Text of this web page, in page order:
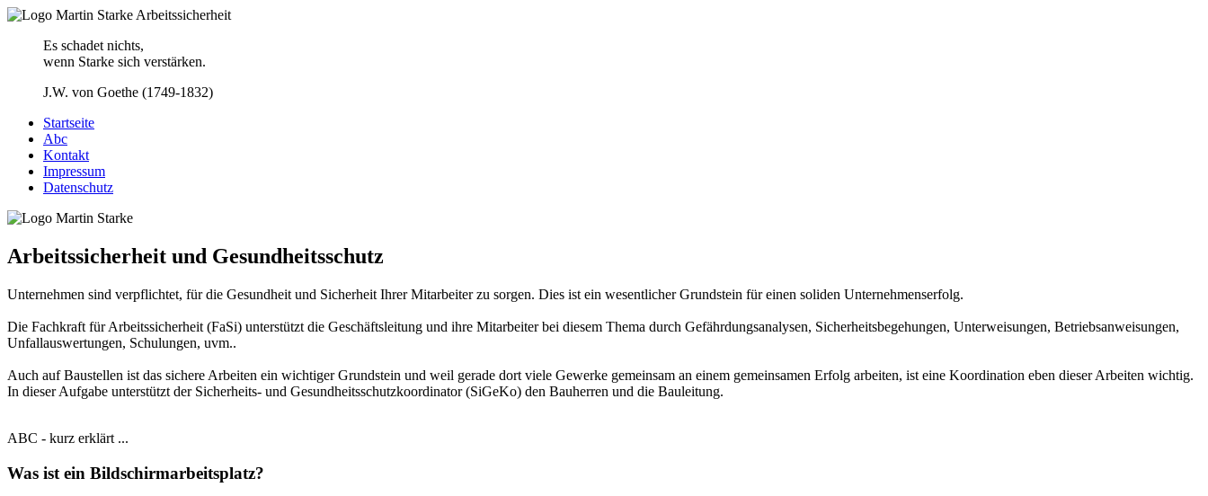
Es schadet nichts,
wenn Starke sich verstärken.
J.W. von Goethe (1749-1832)
Startseite
Abc
Kontakt
Impressum
Datenschutz
Arbeitssicherheit und Gesundheitsschutz
Unternehmen sind verpflichtet, für die Gesundheit und Sicherheit Ihrer Mitarbeiter zu sorgen. Dies ist ein wesentlicher Grundstein für einen soliden Unternehmenserfolg.
Die Fachkraft für Arbeitssicherheit (FaSi) unterstützt die Geschäftsleitung und ihre Mitarbeiter bei diesem Thema durch Gefährdungsanalysen, Sicherheitsbegehungen, Unterweisungen, Betriebsanweisungen,
Unfallauswertungen, Schulungen, uvm..
Auch auf Baustellen ist das sichere Arbeiten ein wichtiger Grundstein und weil gerade dort viele Gewerke gemeinsam an einem gemeinsamen Erfolg arbeiten, ist eine Koordination eben dieser Arbeiten wichtig.
In dieser Aufgabe unterstützt der Sicherheits- und Gesundheitsschutzkoordinator (SiGeKo) den Bauherren und die Bauleitung.
ABC - kurz erklärt ...
Was ist ein Bildschirmarbeitsplatz?